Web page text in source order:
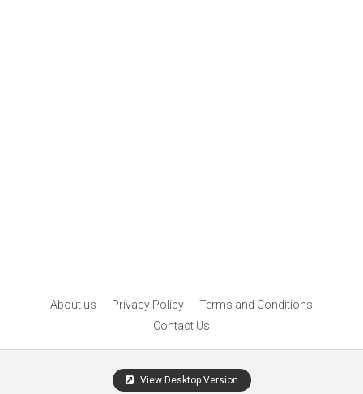
About us Privacy Policy
Terms and Conditions
Contact Us
View Desktop Version